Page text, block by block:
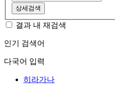
상세검색
결과 내 재검색
인기 검색어
다국어 입력
히라가나